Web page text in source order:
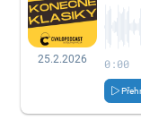
25.2.2026 0:00